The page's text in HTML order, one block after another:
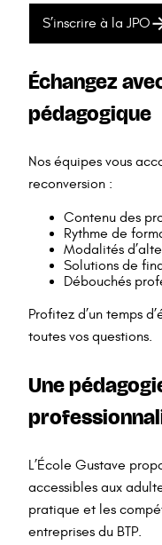
S’inscrire à la JPO
Échangez
pédagogique
Nos équipes vous
reconversion :
Contenu des
Rythme de
Modalités
Solutions de
Débouchés
Profitez d’un temps
toutes vos questions.
Une
L’École Gustave
accessibles aux
pratique et les
entreprises du BTP.